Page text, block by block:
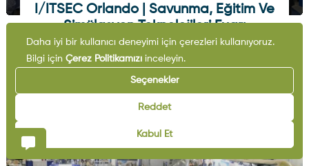
I/ITSEC Orlando | Savunma, Eğitim Ve
Simülasyon Teknolojileri Fuarı
30.11.2026 Orlando
Etkinliği Gör
FUARLAR KONFERANSLAR ZIRVELER
Daha iyi bir kullanıcı deneyimi için çerezleri kullanıyoruz.
Bilgi için Çerez Politikamızıinceleyin.
Seçenekler
Reddet
Kabul Et